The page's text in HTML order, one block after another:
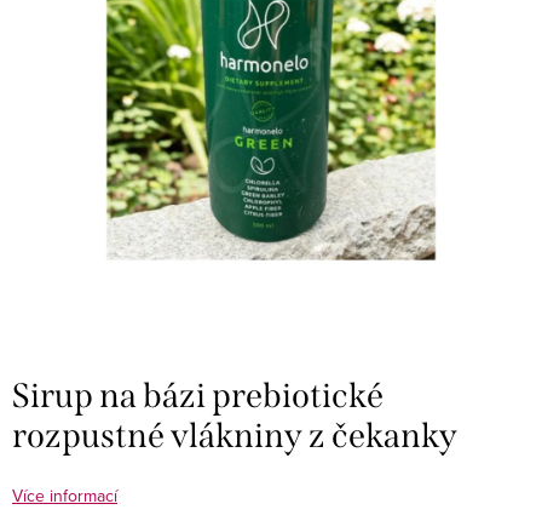
Sirup na bázi prebiotické
rozpustné vlákniny z čekanky
Více informací